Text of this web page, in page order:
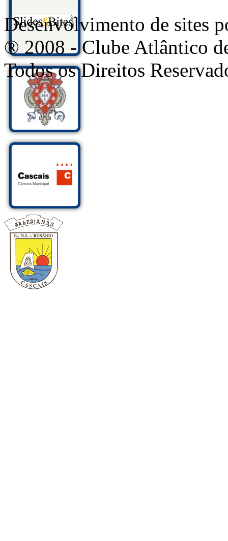
Desenvolvimento de sites
® 2008 - Clube Atlântico
Todos os Direitos